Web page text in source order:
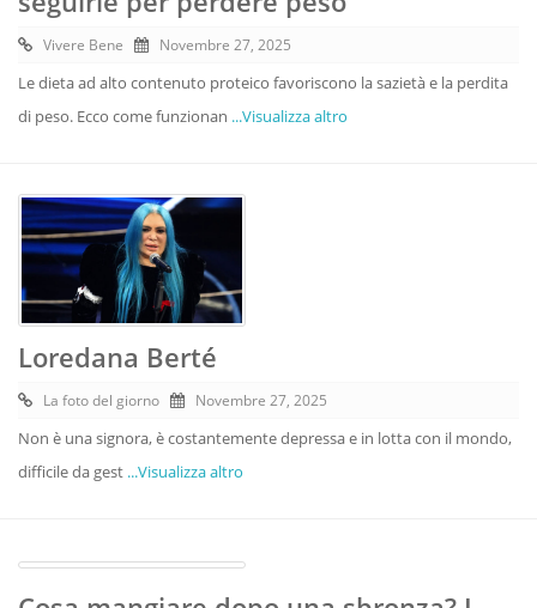
Vivere Bene Novembre 27, 2025
Le dieta ad alto contenuto proteico favoriscono la sazietà e la perdita
di peso. Ecco come funzionan ...Visualizza altro
Loredana Berté
La foto del giorno Novembre 27, 2025
Non è una signora, è costantemente depressa e in lotta con il mondo,
difficile da gest ...Visualizza altro